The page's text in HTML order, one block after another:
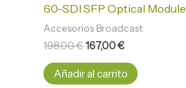
60-SDI SFP Optical Module
Accesorios Broadcast
198,00€167,00€
Añadir al carrito